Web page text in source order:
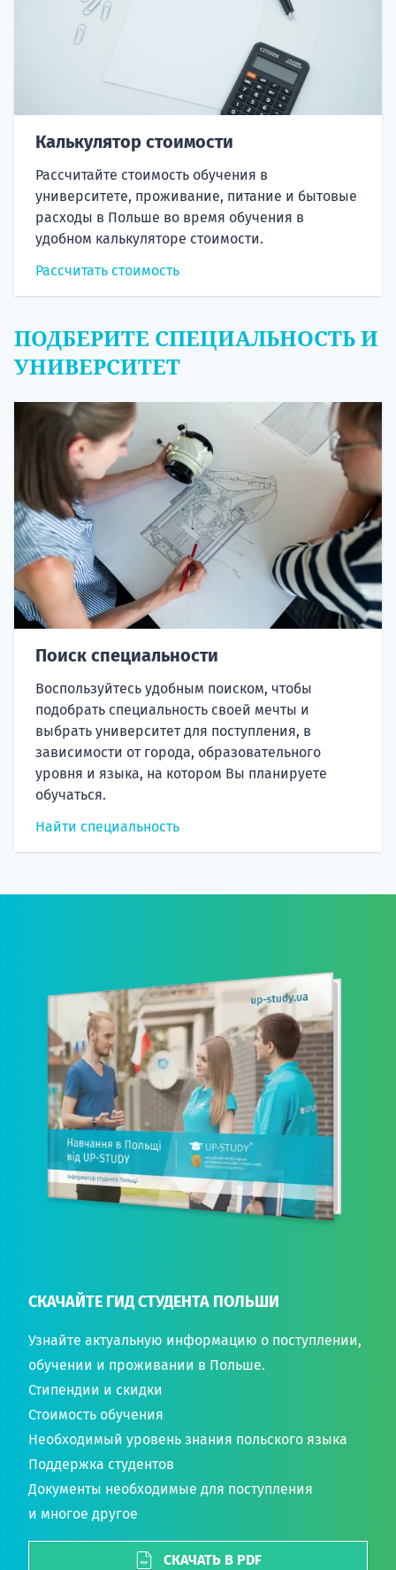
Калькулятор стоимости
Рассчитайте стоимость обучения в
университете, проживание, питание и бытовые
расходы в Польше во время обучения в
удобном калькуляторе стоимости.
Рассчитать стоимость
ПОДБЕРИТЕ СПЕЦИАЛЬНОСТЬ И
УНИВЕРСИТЕТ
Поиск специальности
Воспользуйтесь удобным поиском, чтобы
подобрать специальность своей мечты и
выбрать университет для поступления, в
зависимости от города, образовательного
уровня и языка, на котором Вы планируете
обучаться.
Найти специальность
СКАЧАЙТЕ ГИД СТУДЕНТА ПОЛЬШИ
Узнайте актуальную информацию о поступлении,
обучении и проживании в Польше.
Стипендии и скидки
Стоимость обучения
Необходимый уровень знания польского языка
Поддержка студентов
Документы необходимые для поступления
и многое другое
СКАЧАТЬ В PDF